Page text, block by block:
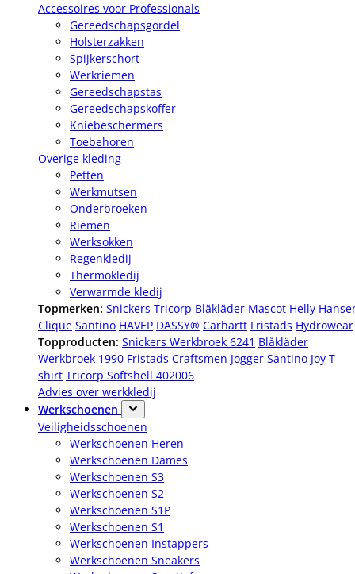
Accessoires voor Professionals
Gereedschapsgordel
Holsterzakken
Spijkerschort
Werkriemen
Gereedschapstas
Gereedschapskoffer
Kniebeschermers
Toebehoren
Overige kleding
Petten
Werkmutsen
Onderbroeken
Riemen
Werksokken
Regenkledij
Thermokledij
Verwarmde kledij
Topmerken: Snickers Tricorp Bläkläder Mascot Helly
Clique Santino HAVEP DASSY® Carhartt Fristads Hydrowear
Topproducten: Snickers Werkbroek 6241 Blåkläder
Werkbroek 1990 Fristads Craftsmen Jogger Santino Joy T-
shirt Tricorp Softshell 402006
Advies over werkkledij
Werkschoenen
Veiligheidsschoenen
Werkschoenen Heren
Werkschoenen Dames
Werkschoenen S3
Werkschoenen S2
Werkschoenen S1P
Werkschoenen S1
Werkschoenen Instappers
Werkschoenen Sneakers